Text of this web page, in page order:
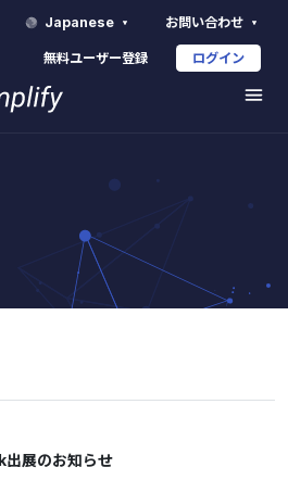
Japanese お問い合わせ
無料ユーザー登録 ログイン
展のお知らせ